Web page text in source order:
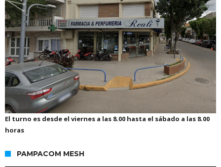
El turno es desde el viernes a las 8.00 hasta el sábado a las 8.00
horas
PAMPACOM MESH